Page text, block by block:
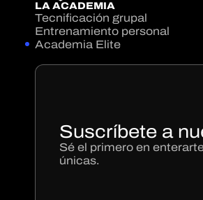
LA ACADEMIA
Tecnificación grupal
Entrenamiento personal
Academia Elite
Suscríbete a
Sé el primero en
únicas.